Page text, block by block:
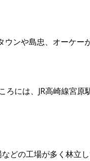
ンや島忠、オーケー
には、JR高崎線宮原
どの工場が多く林立し